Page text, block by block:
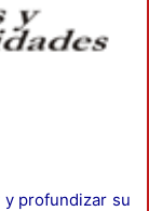
profundizar su